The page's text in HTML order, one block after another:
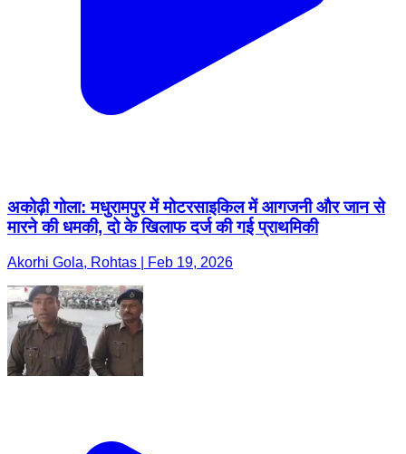
अकोढ़ी गोला: मधुरामपुर में मोटरसाइकिल में आगजनी और जान से
मारने की धमकी, दो के खिलाफ दर्ज की गई प्राथमिकी
Akorhi Gola, Rohtas | Feb 19, 2026